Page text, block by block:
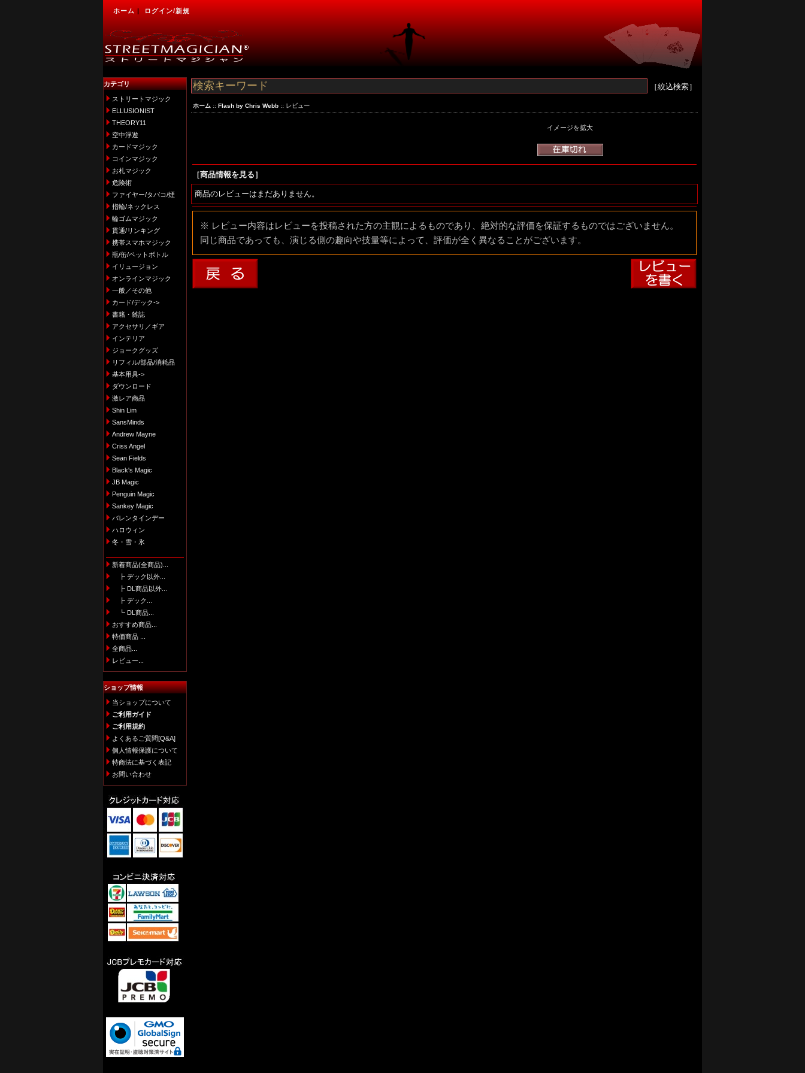
ホーム | ログイン/新規
カテゴリ
ストリートマジック
ELLUSIONIST
THEORY11
空中浮遊
カードマジック
コインマジック
お札マジック
危険術
ファイヤー/タバコ/煙
指輪/ネックレス
輪ゴムマジック
貫通/リンキング
携帯スマホマジック
瓶/缶/ペットボトル
イリュージョン
オンラインマジック
一般／その他
カード/デック->
書籍・雑誌
アクセサリ／ギア
インテリア
ジョークグッズ
リフィル/部品/消耗品
基本用具->
ダウンロード
激レア商品
Shin Lim
SansMinds
Andrew Mayne
Criss Angel
Sean Fields
Black's Magic
JB Magic
Penguin Magic
Sankey Magic
バレンタインデー
ハロウィン
冬・雪・氷
新着商品(全商品)...
┣ デック以外...
┣ DL商品以外...
┣ デック...
┗ DL商品...
おすすめ商品...
特価商品 ...
全商品...
レビュー...
ショップ情報
当ショップについて
ご利用ガイド
ご利用規約
よくあるご質問[Q&A]
個人情報保護について
特商法に基づく表記
お問い合わせ
［絞込検索］
ホーム :: Flash by Chris Webb :: レビュー
イメージを拡大
［商品情報を見る］
商品のレビューはまだありません。
※ レビュー内容はレビューを投稿された方の主観によるものであり、絶対的な評価を保証するものではございません。
同じ商品であっても、演じる側の趣向や技量等によって、評価が全く異なることがございます。